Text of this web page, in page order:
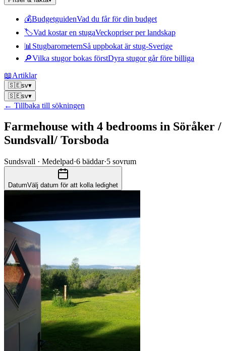
💰BudgetguidenVad du får för din budget
🏷Vad kostar en stugaVeckopriser per landskap
📊 StugbarometernSå uppbokat är stug-Sverige
🔎Vilka stugor bokas förstDyra stugor går före billiga
📖Artiklar
🇸🇪sv▾
🇸🇪sv▾
← Tillbaka till sökningen
Farmehouse with 4 bedrooms in Söråker /
Sundsvall/ Torsboda
Sundsvall · Medelpad·6 bäddar·5 sovrum
DatumVälj datum för att kolla ledighet